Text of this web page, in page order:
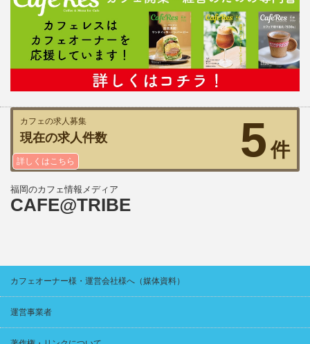
カフェの求人募集
現在の求人件数 5 件
詳しくはこちら
福岡のカフェ情報メディア
CAFE@TRIBE
カフェオーナー様・運営会社様へ（媒体資料）
運営事業者